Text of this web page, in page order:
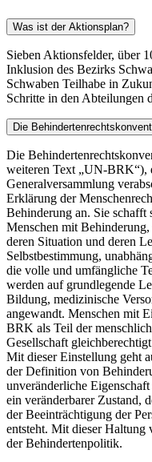
Was ist der Aktionsplan?
Sieben Aktionsfelder, über
Inklusion des Bezirks
Schwaben Teilhabe in
Schritte in den Abteilungen
Die
Die
weiteren Text „UN-BRK“),
Generalversammlung
Erklärung der
Behinderung an. Sie schafft
Menschen mit
deren Situation und deren
Selbstbestimmung,
die volle und umfängliche
werden auf grundlegende
Bildung, medizinische
angewandt. Menschen mit
BRK als Teil der
Gesellschaft
Mit dieser Einstellung geht
der Definition von
unveränderliche
ein veränderbarer Zustand,
der Beeinträchtigung der
entsteht. Mit dieser Haltung
der Behindertenpolitik.